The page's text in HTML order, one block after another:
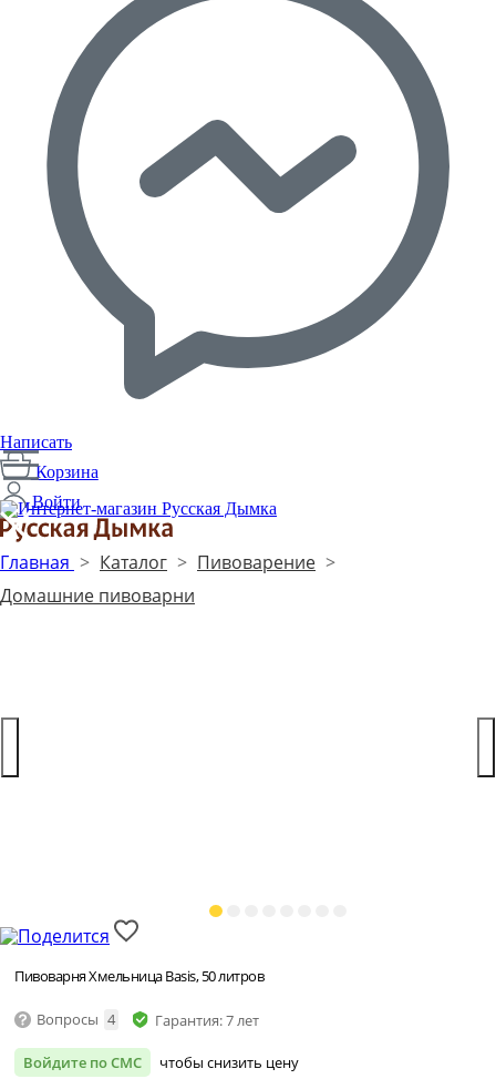
Написать
Корзина
Войти
1
Главная > Каталог > Пивоварение >
Домашние пивоварни
Пивоварня Хмельница Basis, 50 литров
Вопросы 4 Гарантия: 7 лет
Войдите по СМС чтобы снизить цену